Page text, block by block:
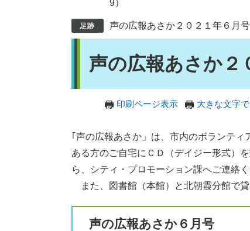
9）
声の広報あさか２０２１年６月号
声の広報あさか２
印刷ページ表示 大きな文字
｢声の広報あさか」は、市内のボランテ
ある方のご自宅にＣＤ（デイジー形式）
ら、シティ・プロモーション課へご連絡く
また、図書館（本館）と北朝霞分館で
声の広報あさか６月号